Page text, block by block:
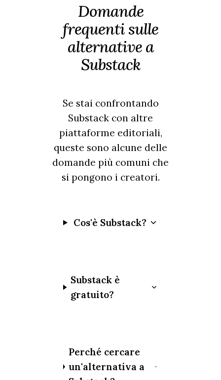
Domande
frequenti sulle
alternative a
Substack
Se stai confrontando
Substack con altre
piattaforme editoriali,
queste sono alcune delle
domande più comuni che
si pongono i creatori.
Cos'è Substack?
Substack è
gratuito?
Perché cercare
un'alternativa a